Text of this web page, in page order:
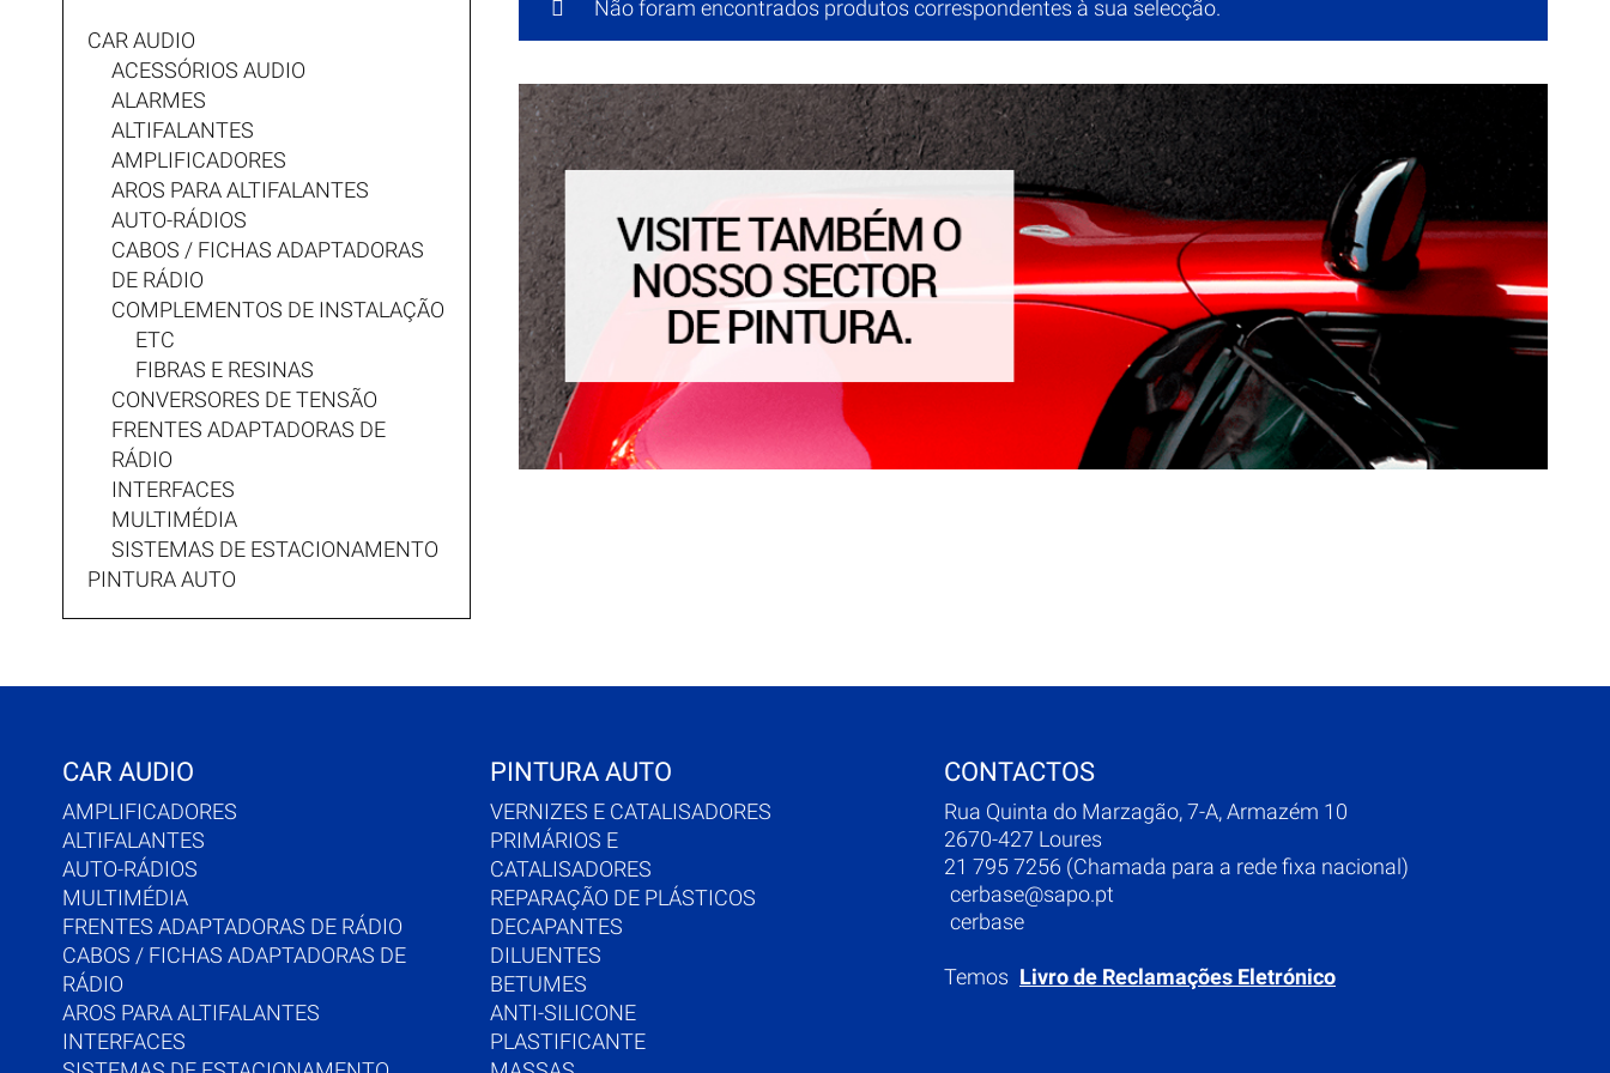
Não foram encontrados produtos correspondentes à sua selecção.
CAR AUDIO
ACESSÓRIOS AUDIO
ALARMES
ALTIFALANTES
AMPLIFICADORES
AROS PARA ALTIFALANTES
AUTO-RÁDIOS
CABOS / FICHAS ADAPTADORAS
DE RÁDIO
COMPLEMENTOS DE INSTALAÇÃO
ETC
FIBRAS E RESINAS
CONVERSORES DE TENSÃO
FRENTES ADAPTADORAS DE
RÁDIO
INTERFACES
MULTIMÉDIA
SISTEMAS DE ESTACIONAMENTO
PINTURA AUTO
CAR AUDIO
AMPLIFICADORES
ALTIFALANTES
AUTO-RÁDIOS
MULTIMÉDIA
FRENTES ADAPTADORAS DE RÁDIO
CABOS / FICHAS ADAPTADORAS DE
RÁDIO
AROS PARA ALTIFALANTES
INTERFACES
PINTURA AUTO
VERNIZES E CATALISADORES
PRIMÁRIOS E
CATALISADORES
REPARAÇÃO DE PLÁSTICOS
DECAPANTES
DILUENTES
BETUMES
ANTI-SILICONE
PLASTIFICANTE
CONTACTOS
Rua Quinta do Marzagão, 7-A, Armazém 10
2670-427 Loures
21 795 7256 (Chamada para a rede fixa nacional)
cerbase@sapo.pt
cerbase
Temos Livro de Reclamações Eletrónico